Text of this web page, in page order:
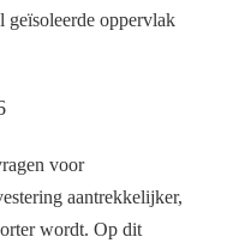
geïsoleerde oppervlak
voor
aantrekkelijker,
wordt. Op dit